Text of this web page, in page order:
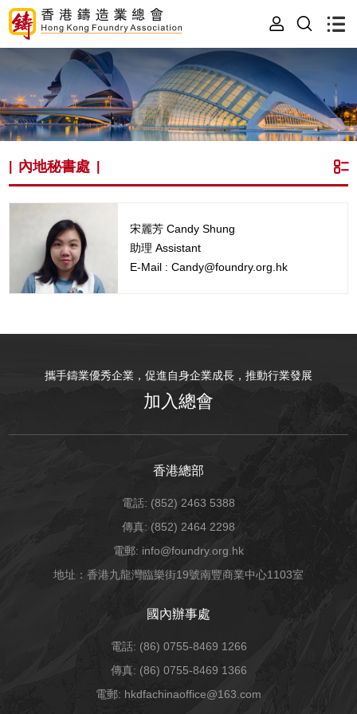
內地秘書處
宋麗芳 Candy Shung
助理 Assistant
E-Mail : Candy@foundry.org.hk
攜手鑄業優秀企業，促進自身企業成長，推動行業發展
加入總會
香港總部
電話: (852) 2463 5388
傳真: (852) 2464 2298
電郵: info@foundry.org.hk
地址：香港九龍灣臨樂街19號南豐商業中心1103室
國內辦事處
電話: (86) 0755-8469 1266
傳真: (86) 0755-8469 1366
電郵: hkdfachinaoffice@163.com